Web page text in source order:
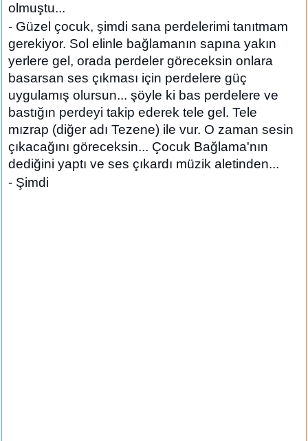
olmuştu...
- Güzel çocuk, şimdi sana perdelerimi tanıtmam
gerekiyor. Sol elinle bağlamanın sapına yakın
yerlere gel, orada perdeler göreceksin onlara
basarsan ses çıkması için perdelere güç
uygulamış olursun... şöyle ki bas perdelere ve
bastığın perdeyi takip ederek tele gel. Tele
mızrap (diğer adı Tezene) ile vur. O zaman sesin
çıkacağını göreceksin... Çocuk Bağlama'nın
dediğini yaptı ve ses çıkardı müzik aletinden...
- Şimdi